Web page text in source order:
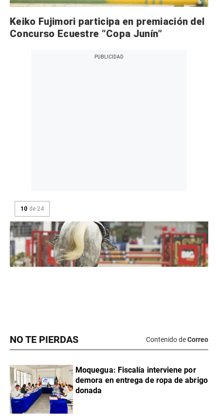
NO TE PIERDAS Contenido deCorreo
Moquegua: Fiscalía interviene por
demora en entrega de ropa de abrigo
donada